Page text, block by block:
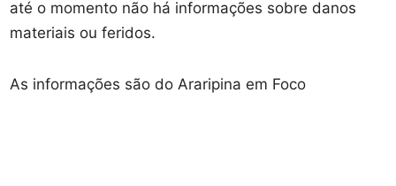
até o momento não há informações sobre danos
materiais ou feridos.
As informações são do Araripina em Foco